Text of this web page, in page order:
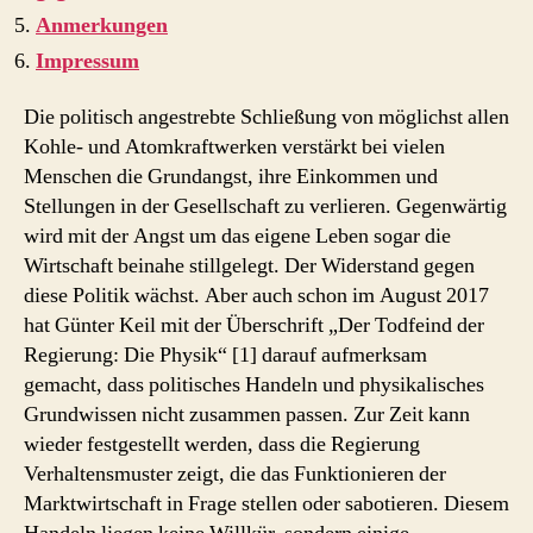
Anmerkungen
Impressum
Die politisch angestrebte Schließung von möglichst allen
Kohle- und Atomkraftwerken verstärkt bei vielen
Menschen die Grundangst, ihre Einkommen und
Stellungen in der Gesellschaft zu verlieren. Gegenwärtig
wird mit der Angst um das eigene Leben sogar die
Wirtschaft beinahe stillgelegt. Der Widerstand gegen
diese Politik wächst. Aber auch schon im August 2017
hat Günter Keil mit der Überschrift „Der Todfeind der
Regierung: Die Physik“ [1] darauf aufmerksam
gemacht, dass politisches Handeln und physikalisches
Grundwissen nicht zusammen passen. Zur Zeit kann
wieder festgestellt werden, dass die Regierung
Verhaltensmuster zeigt, die das Funktionieren der
Marktwirtschaft in Frage stellen oder sabotieren. Diesem